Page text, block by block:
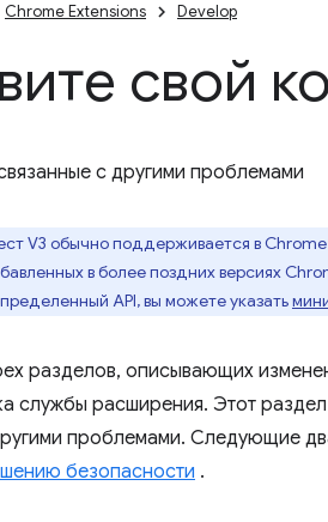
Chrome Extensions Develop
свой
с другими проблемами
V3 обычно поддерживается в
в более поздних версиях
API, вы можете указать
разделов, описывающих
службы расширения. Этот
проблемами. Следующие
безопасности .